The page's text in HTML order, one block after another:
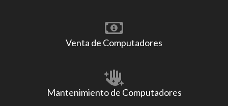
Venta de Computadores
Mantenimiento de Computadores